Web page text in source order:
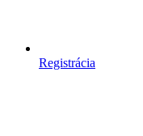
Registrácia